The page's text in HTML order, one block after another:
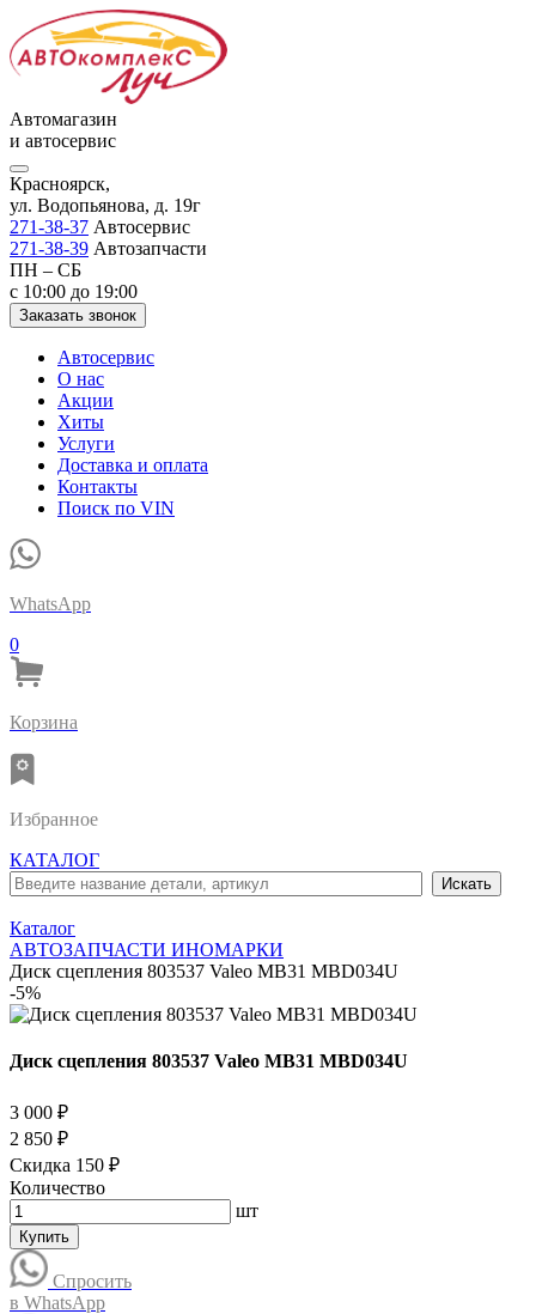
Автомагазин
и автосервис
Красноярск,
ул. Водопьянова, д. 19г
271-38-37 Автосервис
271-38-39 Автозапчасти
ПН – СБ
с 10:00 до 19:00
Заказать звонок
Автосервис
О нас
Акции
Хиты
Услуги
Доставка и оплата
Контакты
Поиск по VIN
WhatsApp
0
Корзина
Избранное
КАТАЛОГ
Каталог
АВТОЗАПЧАСТИ ИНОМАРКИ
Диск сцепления 803537 Valeo MB31 MBD034U
-5%
Диск сцепления 803537 Valeo MB31 MBD034U
3 000 ₽
2 850 ₽
Скидка 150 ₽
Количество
шт
Купить
Спросить
в WhatsApp